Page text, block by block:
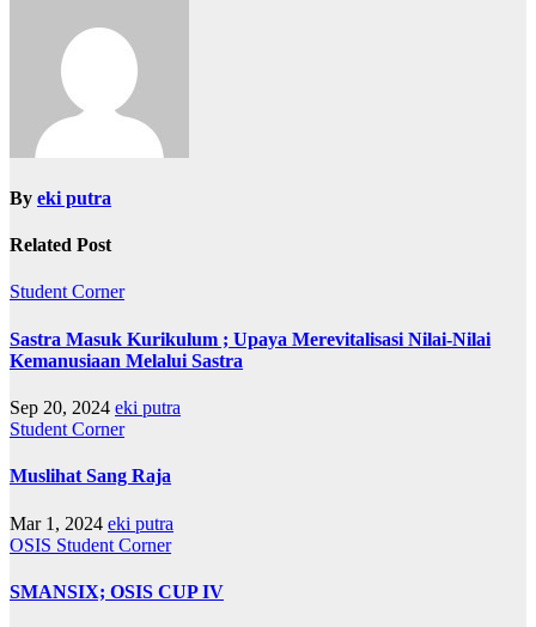
By eki putra
Related Post
Student Corner
Sastra Masuk Kurikulum ; Upaya Merevitalisasi Nilai-Nilai
Kemanusiaan Melalui Sastra
Sep 20, 2024 eki putra
Student Corner
Muslihat Sang Raja
Mar 1, 2024 eki putra
OSIS Student Corner
SMANSIX; OSIS CUP IV